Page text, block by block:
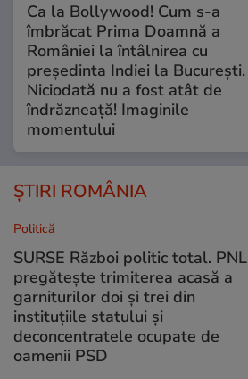
Ca la Bollywood! Cum s-a
îmbrăcat Prima Doamnă a
României la întâlnirea cu
președinta Indiei la București.
Niciodată nu a fost atât de
îndrăzneață! Imaginile
momentului
ȘTIRI ROMÂNIA
Politică
SURSE Război politic total. PNL
pregătește trimiterea acasă a
garniturilor doi și trei din
instituțiile statului și
deconcentratele ocupate de
oamenii PSD